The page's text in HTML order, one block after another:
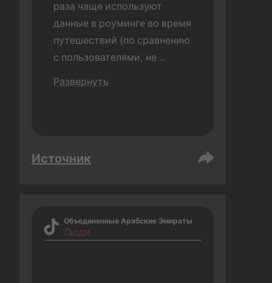
раза чаще используют
данные в роуминге во время
путешествий (по сравнению
с пользователями, не
Развернуть
Источник
Объединенные Арабские Эмираты
Люди